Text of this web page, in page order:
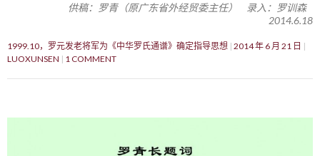
供稿：罗青（原广东省外经贸委主任） 录入：罗训森
2014.6.18
1999.10，罗元发老将军为《中华罗氏通谱》确定指导思想 2014 年 6 月 21 日
LUOXUNSEN
1 COMMENT